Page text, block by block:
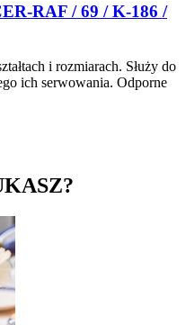
RAF / 69 / K-186 /
i rozmiarach. Służy do
ich serwowania. Odporne